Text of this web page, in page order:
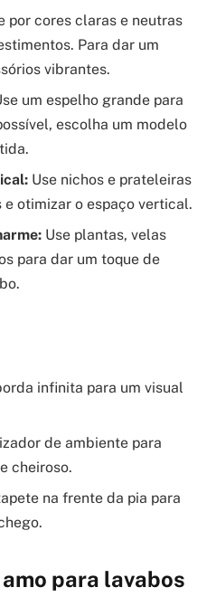
por cores claras e neutras
Para dar um
vibrantes.
um espelho grande para
escolha um modelo
Use nichos e prateleiras
otimizar o espaço vertical.
Use plantas, velas
para dar um toque de
infinita para um visual
de ambiente para
cheiroso.
na frente da pia para
para lavabos